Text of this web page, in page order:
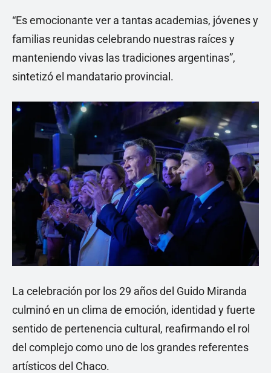
“Es emocionante ver a tantas academias, jóvenes y
familias reunidas celebrando nuestras raíces y
manteniendo vivas las tradiciones argentinas”,
sintetizó el mandatario provincial.
La celebración por los 29 años del Guido Miranda
culminó en un clima de emoción, identidad y fuerte
sentido de pertenencia cultural, reafirmando el rol
del complejo como uno de los grandes referentes
artísticos del Chaco.